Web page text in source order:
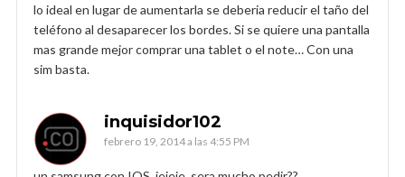
lo ideal en lugar de aumentarla se deberia reducir el taño del
teléfono al desaparecer los bordes. Si se quiere una pantalla
mas grande mejor comprar una tablet o el note… Con una
sim basta.
inquisidor102
febrero 19, 2014 a las 4:55 PM